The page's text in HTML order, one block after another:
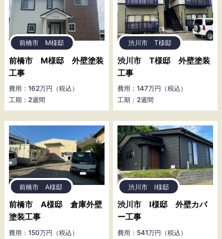
前橋市 M様邸
前橋市 M様邸 外壁塗装
工事
費用：162万円（税込）
工期：2週間
渋川市 T様邸
渋川市 T様邸 外壁塗装
工事
費用：147万円（税込）
工期：2週間
前橋市 A様邸
前橋市 A様邸 倉庫外壁
塗装工事
費用：150万円（税込）
渋川市 I様邸
渋川市 I様邸 外壁カバ
ー工事
費用：541万円（税込）